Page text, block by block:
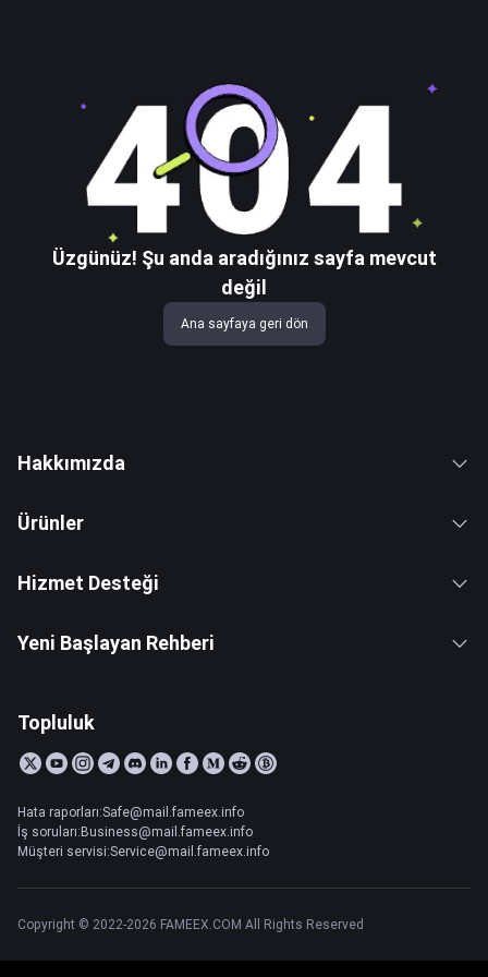
Üzgünüz! Şu anda aradığınız sayfa mevcut
değil
Ana sayfaya geri dön
Hakkımızda
Ürünler
Hizmet Desteği
Yeni Başlayan Rehberi
Topluluk
Hata raporları:Safe@mail.fameex.info
İş soruları:Business@mail.fameex.info
Müşteri servisi:Service@mail.fameex.info
Copyright © 2022-2026 FAMEEX.COM All Rights Reserved